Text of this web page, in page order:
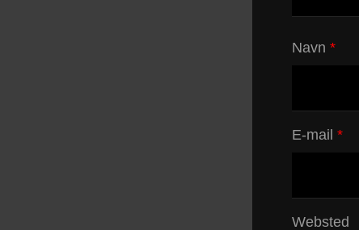
Navn *
E-mail *
Websted